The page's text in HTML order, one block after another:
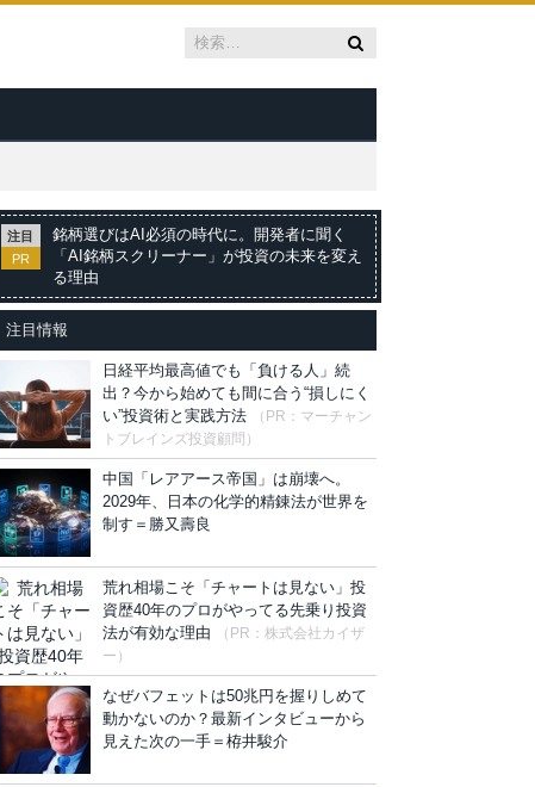
注目
PR
銘柄選びはAI必須の時代に。開発者に聞く
「AI銘柄スクリーナー」が投資の未来を変え
る理由
注目情報
日経平均最高値でも「負ける人」続
出？今から始めても間に合う“損しにく
い”投資術と実践方法
（PR：マーチャン
トブレインズ投資顧問）
中国「レアアース帝国」は崩壊へ。
2029年、日本の化学的精錬法が世界を
制す＝勝又壽良
荒れ相場こそ「チャートは見ない」投
資歴40年のプロがやってる先乗り投資
法が有効な理由
（PR：株式会社カイザ
ー）
なぜバフェットは50兆円を握りしめて
動かないのか？最新インタビューから
見えた次の一手＝栫井駿介